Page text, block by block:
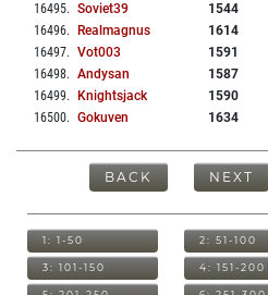
16495. Soviet39 1544
16496. Realmagnus 1614
16497. Vot003 1591
16498. Andysan 1587
16499. Knightsjack 1590
16500. Gokuven 1634
BACK NEXT
1: 1-50 2: 51-100
3: 101-150 4: 151-200